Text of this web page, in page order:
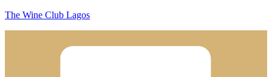
The Wine Club Lagos